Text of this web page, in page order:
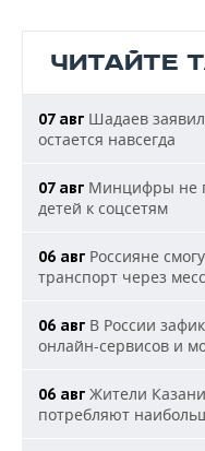
ЧИТАЙТЕ
07 авг Шадаев
остается навсегда
07 авг Минцифры не
детей к соцсетям
06 авг Россияне
транспорт через
06 авг В России
онлайн-сервисов и
06 авг Жители
потребляют